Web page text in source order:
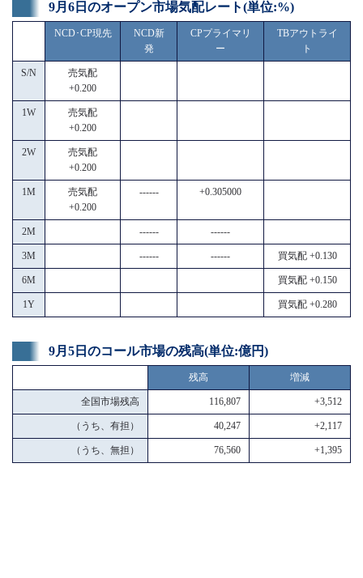
9月6日のオープン市場気配レート(単位:%)
NCD･CP現先
NCD新
発
CPプライマリ
ー
TBアウトライ
ト
S/N
売気配
+0.200
1W
売気配
+0.200
2W
売気配
+0.200
1M
売気配
+0.200
------ +0.305000
2M ------ ------
3M ------ ------ 買気配 +0.130
6M 買気配 +0.150
1Y 買気配 +0.280
9月5日のコール市場の残高(単位:億円)
残高 増減
全国市場残高 116,807 +3,512
（うち、有担） 40,247 +2,117
（うち、無担） 76,560 +1,395